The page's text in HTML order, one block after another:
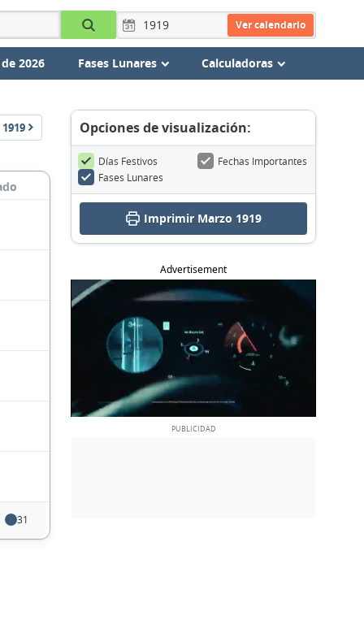
Ver calendario
2026 Fases Lunares Calculadoras
1919
31
Opciones de visualización:
Días Festivos
Fechas Importantes
Fases Lunares
Imprimir Marzo 1919
Advertisement